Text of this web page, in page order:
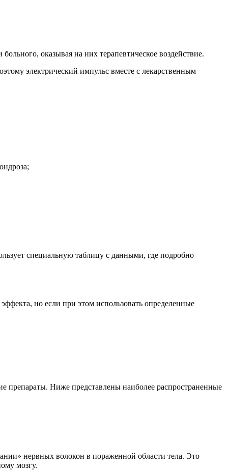
оказывая на них терапевтическое воздействие.
электрический импульс вместе с лекарственным
специальную таблицу с данными, где подробно
но если при этом использовать определенные
препараты. Ниже представлены наиболее распространенные
нервных волокон в пораженной области тела. Это
мозгу.